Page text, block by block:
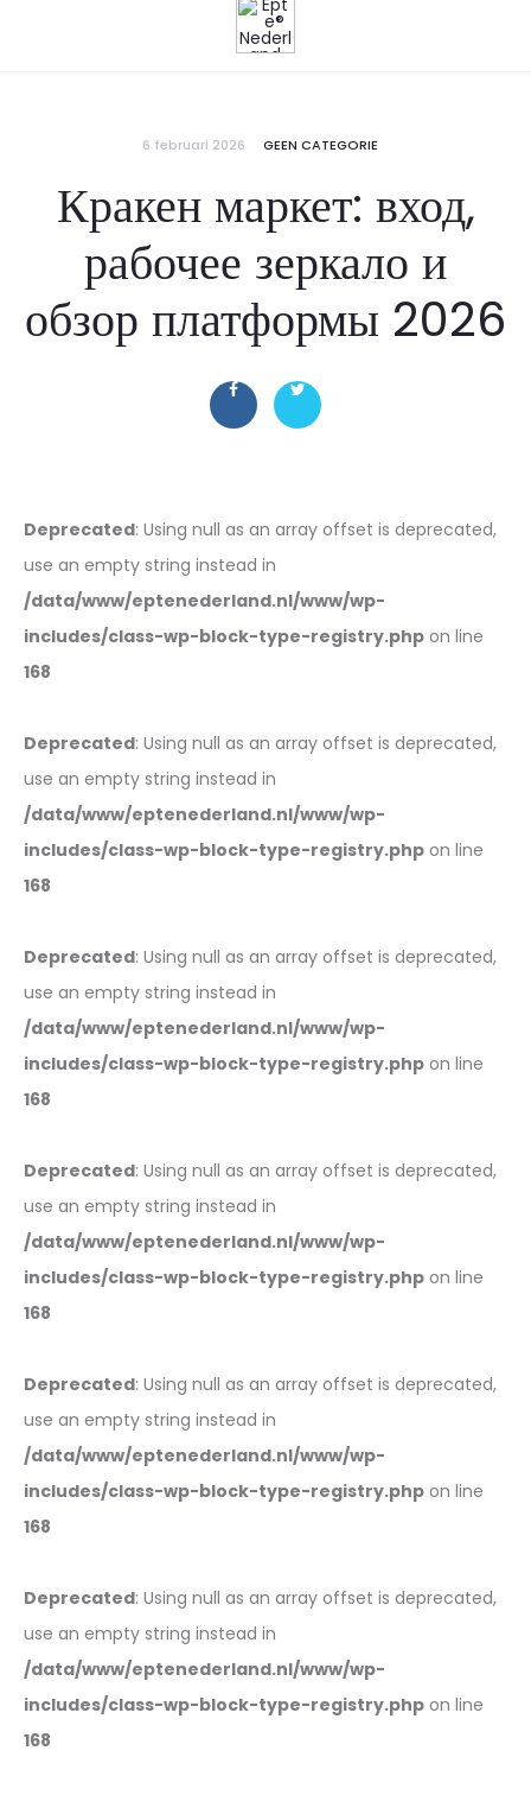
6 februari 2026 GEEN CATEGORIE
Кракен маркет: вход,
рабочее зеркало и
обзор платформы 2026
Deprecated: Using null as an array offset is deprecated,
use an empty string instead in
/data/www/eptenederland.nl/www/wp-
includes/class-wp-block-type-registry.php on line
168
Deprecated: Using null as an array offset is deprecated,
use an empty string instead in
/data/www/eptenederland.nl/www/wp-
includes/class-wp-block-type-registry.php on line
168
Deprecated: Using null as an array offset is deprecated,
use an empty string instead in
/data/www/eptenederland.nl/www/wp-
includes/class-wp-block-type-registry.php on line
168
Deprecated: Using null as an array offset is deprecated,
use an empty string instead in
/data/www/eptenederland.nl/www/wp-
includes/class-wp-block-type-registry.php on line
168
Deprecated: Using null as an array offset is deprecated,
use an empty string instead in
/data/www/eptenederland.nl/www/wp-
includes/class-wp-block-type-registry.php on line
168
Deprecated: Using null as an array offset is deprecated,
use an empty string instead in
/data/www/eptenederland.nl/www/wp-
includes/class-wp-block-type-registry.php on line
168